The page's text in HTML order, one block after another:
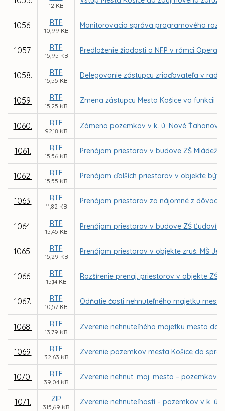
12 KB
1056. RTF
10,99 KB
Monitorovacia správa programového
1057. RTF
15,95 KB
Predloženie žiadosti o NFP v rámci
1058. RTF
15,55 KB
Delegovanie zástupcu zriaďovateľa v
1059. RTF
15,25 KB
Zmena zástupcu Mesta Košice vo funkcii
1060. RTF
92,18 KB
Zámena pozemkov v k. ú. Nové
1061. RTF
15,56 KB
Prenájom priestorov v budove ZŠ
1062. RTF
15,55 KB
Prenájom ďalších priestorov v objekte býv.
1063. RTF
11,82 KB
Prenájom priestorov za nájomné z
1064. RTF
15,45 KB
Prenájom priestorov v budove ZŠ Ľudovíta
1065. RTF
15,29 KB
Prenájom priestorov v objekte zruš. MŠ
1066. RTF
15,14 KB
Rozšírenie prenaj. priestorov v objekte ZŠ
1067. RTF
10,57 KB
Odňatie časti nehnuteľného majetku
1068. RTF
13,79 KB
Zverenie nehnuteľného majetku mesta do
1069. RTF
32,63 KB
Zverenie pozemkov mesta Košice do
1070. RTF
39,04 KB
Zverenie nehnut. maj. mesta – pozemkov,
1071. ZIP
315,69 KB
Zverenie nehnuteľností – pozemkov v k. ú.